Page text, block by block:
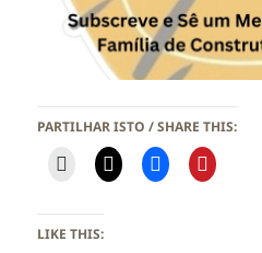
PARTILHAR ISTO / SHARE THIS:
LIKE THIS: